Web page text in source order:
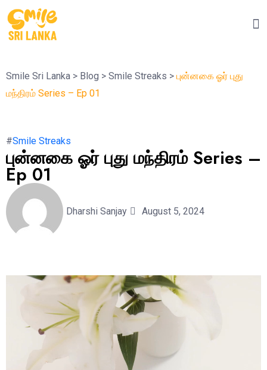
Smile Sri Lanka > Blog > Smile Streaks > புன்னகை ஓர் புது
மந்திரம் Series – Ep 01
#Smile Streaks
புன்னகை ஓர் புது மந்திரம் Series –
Ep 01
Dharshi Sanjay August 5, 2024